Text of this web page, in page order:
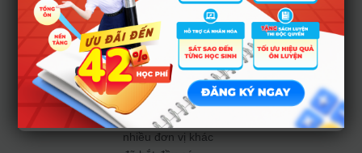
giảm chỉ tiêu nếu
không kịp thời nâng
cấp đội ngũ. Điển
hình như các
trường đại học lớn
nhưĐại học Công
nghiệp Hà Nội
nhiều đơn vị khác